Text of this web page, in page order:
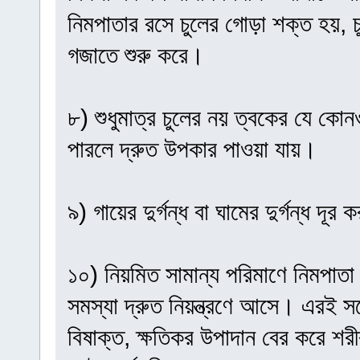
নিমপাতার রসে চুলের গোড়া শক্ত হয়,
গজাতে শুরু করে।
৮) শুধুমাত্র চুলের নয় ত্বকের যে কোনও
পারলে দ্রুত উপকার পাওয়া যায়।
৯) গায়ের দুর্গন্ধ বা ঘামের দুর্গন্ধ দূর
১০) নিয়মিত সামান্য পরিমাণে
সমস্যা দ্রুত নিয়ন্ত্রণে আসে। এরই
বিষাক্ত, ক্ষতিকর উপাদান বের করে